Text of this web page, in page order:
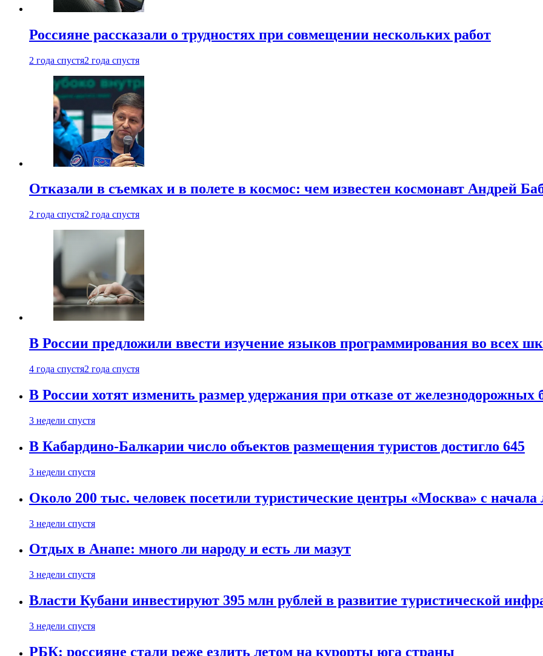
Россияне рассказали о трудностях при совмещении нескольких работ
2 года спустя2 года спустя
Отказали в съемках и в полете в космос: чем известен космонавт Андрей
2 года спустя2 года спустя
В России предложили ввести изучение языков программирования во всех
4 года спустя2 года спустя
В России хотят изменить размер удержания при отказе от железнодорожных
3 недели спустя
В Кабардино-Балкарии число объектов размещения туристов достигло 645
3 недели спустя
Около 200 тыс. человек посетили туристические центры «Москва» с начала
3 недели спустя
Отдых в Анапе: много ли народу и есть ли мазут
3 недели спустя
Власти Кубани инвестируют 395 млн рублей в развитие туристической
3 недели спустя
РБК: россияне стали реже ездить летом на курорты юга страны